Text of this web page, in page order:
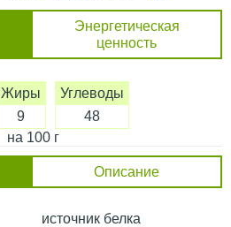
Энергетическая
ценность
Жиры
9
Углеводы
48
на 100 г
Описание
источник белка